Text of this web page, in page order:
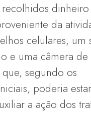
dinheiro
da
celulares, um
e uma câmera de
segundo os
poderia
a ação dos